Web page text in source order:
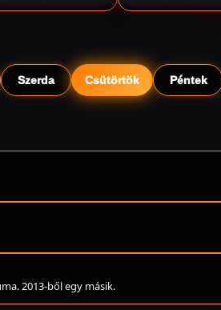
Szerda Csütörtök Péntek
2013-ből egy másik.